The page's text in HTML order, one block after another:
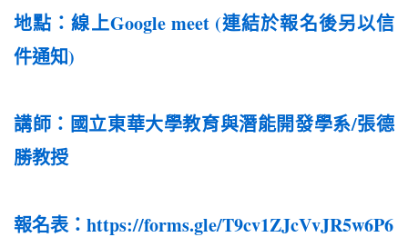
地點：線上Google meet (連結於報名後另以信
件通知)
講師：國立東華大學教育與潛能開發學系/張德
勝教授
報名表： https://forms.gle/T9cv1ZJcVvJR5w6P6